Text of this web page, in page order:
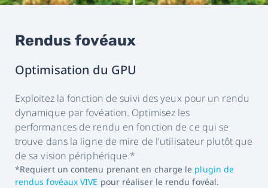
Rendus fovéaux
Optimisation du GPU
Exploitez la fonction de suivi des yeux pour un rendu
dynamique par fovéation. Optimisez les
performances de rendu en fonction de ce qui se
trouve dans la ligne de mire de l'utilisateur plutôt que
de sa vision périphérique.*
*Requiert un contenu prenant en charge le plugin de
rendus fovéaux VIVE pour réaliser le rendu fovéal.